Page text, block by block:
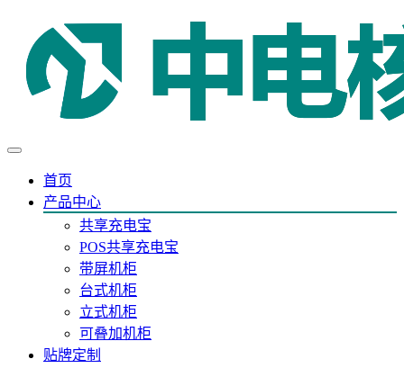
首页
产品中心
共享充电宝
POS共享充电宝
带屏机柜
台式机柜
立式机柜
可叠加机柜
贴牌定制